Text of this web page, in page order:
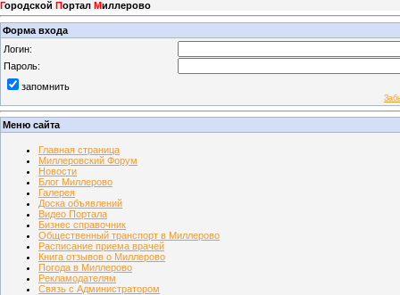
Городской Портал Миллерово
Форма входа
Логин:
Пароль:
запомнить
Меню сайта
Главная страница
Миллеровский Форум
Новости
Блог Миллерово
Галерея
Доска объявлений
Видео Портала
Бизнес справочник
Общественный транспорт в Миллерово
Расписание приема врачей
Книга отзывов о Миллерово
Погода в Миллерово
Рекламодателям
Связь с Администратором